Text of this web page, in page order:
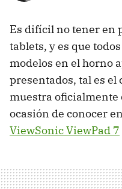
Es difícil no tener en
tablets, y es que
modelos en el horno
presentados, tal es el
muestra oficialmente
ocasión de conocer
ViewSonic ViewPad 7